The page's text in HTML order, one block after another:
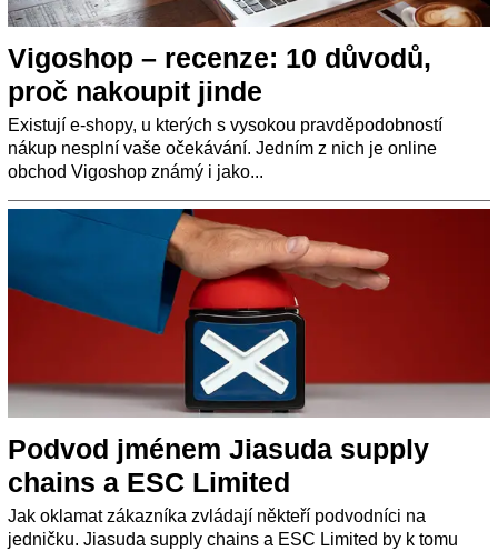
Vigoshop – recenze: 10 důvodů,
proč nakoupit jinde
Existují e-shopy, u kterých s vysokou pravděpodobností
nákup nesplní vaše očekávání. Jedním z nich je online
obchod Vigoshop známý i jako...
Podvod jménem Jiasuda supply
chains a ESC Limited
Jak oklamat zákazníka zvládají někteří podvodníci na
jedničku. Jiasuda supply chains a ESC Limited by k tomu